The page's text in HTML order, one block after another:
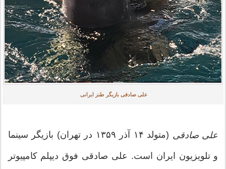
علی صادقی بازیگر طنز ایرانی
علی صادقی (متولد ۱۴ آذر ۱۳۵۹ در تهران) بازیگر سینما
و تلویزیون ایران است. علی صادقی فوق دیپلم کامپیوتر